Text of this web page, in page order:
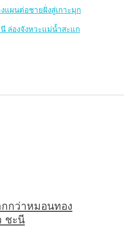
แผนต่อชายฝั่งสู่เกาะมุก
ล่องจังหวะแม่น้ำสะแก
กว่าหมอนทอง
ชะนี